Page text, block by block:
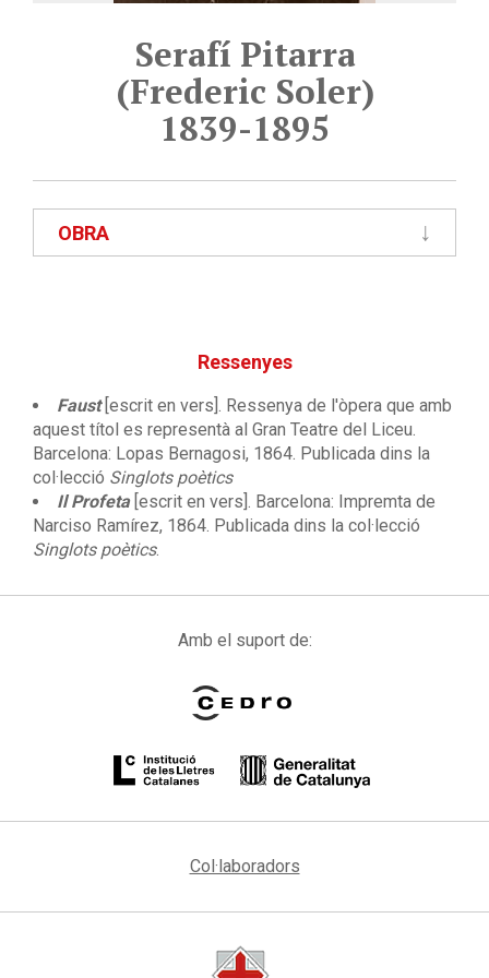
Serafí Pitarra
(Frederic Soler)
1839-1895
OBRA
Ressenyes
Faust[escrit en vers]. Ressenya de l'òpera que amb
aquest títol es representà al Gran Teatre del Liceu.
Barcelona: Lopas Bernagosi, 1864. Publicada dins la
col·lecció Singlots poètics
Il Profeta[escrit en vers]. Barcelona: Impremta de
Narciso Ramírez, 1864. Publicada dins la col·lecció
Singlots poètics.
Amb el suport de:
Col·laboradors